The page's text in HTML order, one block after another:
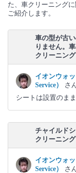
た、車クリーニング
ご紹介します。
車の型が古
りません。
クリーニン
イオンウォ
Service）
さ
シートは設置のま
チャイルド
クリーニン
イオンウォ
Service）
さ